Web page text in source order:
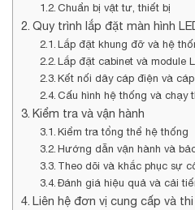
Chuẩn bị vật tư, thiết bị
Quy trình lắp đặt màn hình
Lắp đặt khung đỡ và hệ
Lắp đặt cabinet và module
Kết nối dây cáp điện và
Cấu hình hệ thống và chạy
Kiểm tra và vận hành
Kiểm tra tổng thể hệ thống
Hướng dẫn vận hành và
Theo dõi và khắc phục sự
Đánh giá hiệu quả và cải
Liên hệ đơn vị cung cấp và